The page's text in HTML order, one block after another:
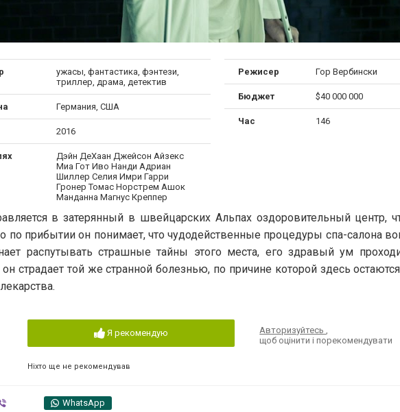
ужасы, фантастика, фэнтези,
триллер, драма, детектив
Германия, США
2016
Дэйн ДеХаан Джейсон Айзекс
Миа Гот Иво Нанди Адриан
Шиллер Селия Имри Гарри
Гронер Томас Норстрем Ашок
Манданна Магнус Креппер
Режисер Гор Вербински
Бюджет $40 000 000
Час 146
в затерянный в швейцарских Альпах оздоровительный центр,
по прибытии он понимает, что чудодейственные процедуры спа-салона
распутывать страшные тайны этого места, его здравый ум
страдает той же странной болезнью, по причине которой здесь
Я рекомендую
Ніхто ще не рекомендував
Авторизуйтесь
щоб оцінити і порекомендувати
WhatsApp